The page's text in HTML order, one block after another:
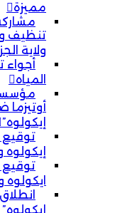
مميزة
تنظيف
ولاية
أجواء
المياه
إيكولوه”
توقيع
إيكولوه
ايكولوه